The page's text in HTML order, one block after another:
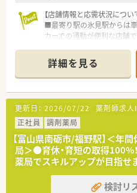
【店舗情報と応需状況につい
■最寄り駅の氷見駅からは
カーでの通勤が便利な店舗で
ど応需しており学べる環境で
■薬剤師は常時3名体制で業
ち着いて患者様と向き合え
【法人特徴について】
■全国に350店舗以上を展開
した経営基盤のもとで働けま
■「地域密着」をコンセプト
現在の実施率は90％以上を
■ご自身のライフスタイル
限定コースなど4つの勤務コ
【職場環境と雰囲気】
詳細を見る
更新日： 2026/07/22 薬剤師求人
正社員
調剤薬局
【富山県南砺市/福野駅】＜年
局＞●育休・育短の取得100%
薬局でスキルアップが目指
検討リ